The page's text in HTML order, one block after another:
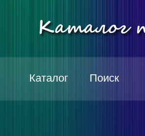
Каталог Поиск